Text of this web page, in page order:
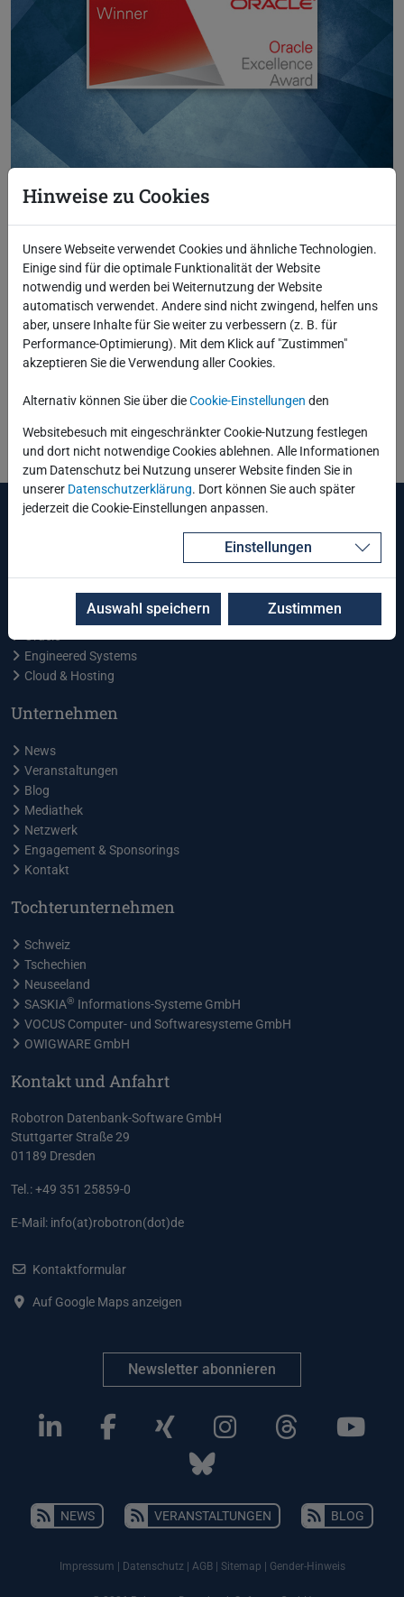
Oracle Excellence Award 2019 als "Partner of the Year" aus.
Zurück
Leistungen und Services
Energiewirtschaft
Industrielle Fertigung
Öffentliche Verwaltung
Oracle
Engineered Systems
Cloud & Hosting
Unternehmen
News
Veranstaltungen
Blog
Mediathek
Netzwerk
Engagement & Sponsorings
Kontakt
Tochterunternehmen
Schweiz
Tschechien
Neuseeland
SASKIA® Informations-Systeme GmbH
VOCUS Computer- und Softwaresysteme GmbH
OWIGWARE GmbH
Kontakt und Anfahrt
Robotron Datenbank-Software GmbH
Stuttgarter Straße 29
01189 Dresden
Tel.: +49 351 25859-0
E-Mail: info(at)robotron(dot)de
Kontaktformular
Auf Google Maps anzeigen
Newsletter abonnieren
NEWS VERANSTALTUNGEN BLOG
Impressum Datenschutz AGB Sitemap Gender-Hinweis
Hinweise zu Cookies
Unsere Webseite verwendet Cookies und ähnliche Technologien.
Einige sind für die optimale Funktionalität der Website
notwendig und werden bei Weiternutzung der Website
automatisch verwendet. Andere sind nicht zwingend, helfen uns
aber, unsere Inhalte für Sie weiter zu verbessern (z. B. für
Performance-Optimierung). Mit dem Klick auf "Zustimmen"
akzeptieren Sie die Verwendung aller Cookies.
Alternativ können Sie über dieCookie-Einstellungen den
Websitebesuch mit eingeschränkter Cookie-Nutzung festlegen
und dort nicht notwendige Cookies ablehnen. Alle Informationen
zum Datenschutz bei Nutzung unserer Website finden Sie in
unserer Datenschutzerklärung. Dort können Sie auch später
jederzeit die Cookie-Einstellungen anpassen.
Einstellungen
Auswahl speichern Zustimmen